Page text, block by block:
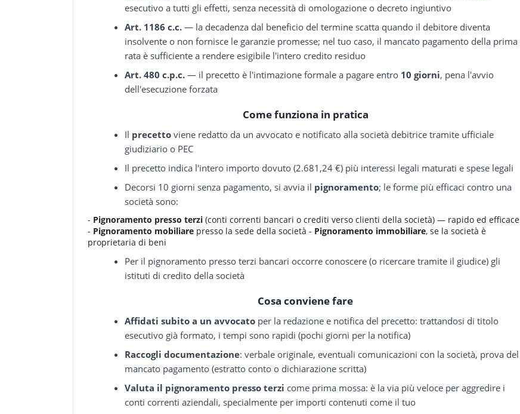
esecutivo a tutti gli effetti, senza necessità di omologazione o decreto ingiuntivo
Art. 1186 c.c. — la decadenza dal beneficio del termine scatta quando il debitore diventa
insolvente o non fornisce le garanzie promesse; nel tuo caso, il mancato pagamento della prima
rata è sufficiente a rendere esigibile l'intero credito residuo
Art. 480 c.p.c. — il precetto è l'intimazione formale a pagare entro 10 giorni, pena l'avvio
dell'esecuzione forzata
Come funziona in pratica
Il precetto viene redatto da un avvocato e notificato alla società debitrice tramite ufficiale
giudiziario o PEC
Il precetto indica l'intero importo dovuto (2.681,24 €) più interessi legali maturati e spese legali
Decorsi 10 giorni senza pagamento, si avvia il pignoramento; le forme più efficaci contro una
società sono:
- Pignoramento presso terzi (conti correnti bancari o crediti verso clienti della società) — rapido ed efficace
- Pignoramento mobiliare presso la sede della società - Pignoramento immobiliare, se la società è
proprietaria di beni
Per il pignoramento presso terzi bancari occorre conoscere (o ricercare tramite il giudice) gli
istituti di credito della società
Cosa conviene fare
Affidati subito a un avvocato per la redazione e notifica del precetto: trattandosi di titolo
esecutivo già formato, i tempi sono rapidi (pochi giorni per la notifica)
Raccogli documentazione: verbale originale, eventuali comunicazioni con la società, prova del
mancato pagamento (estratto conto o dichiarazione scritta)
Valuta il pignoramento presso terzi come prima mossa: è la via più veloce per aggredire i
conti correnti aziendali, specialmente per importi contenuti come il tuo